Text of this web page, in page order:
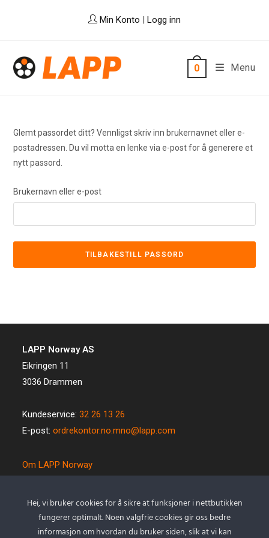
Min Konto | Logg inn
0 Menu
Glemt passordet ditt? Vennligst skriv inn brukernavnet eller e-
postadressen. Du vil motta en lenke via e-post for å generere et
nytt passord.
Brukernavn eller e-post
TILBAKESTILL PASSORD
LAPP Norway AS
Eikringen 11
3036 Drammen
Kundeservice:32 26 13 26
E-post:ordrekontor.no.mno@lapp.com
Om LAPP Norway
Kvalitet og miljø
Betingelser
Kontakt oss
Hei, vi bruker cookies for å sikre at funksjoner i nettbutikken
fungerer optimalt. Noen valgfrie cookies gir oss bedre
informasjon om hvordan du bruker siden, slik at vi kan